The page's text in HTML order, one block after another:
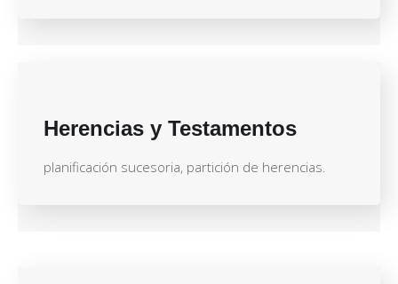
Herencias y Testamentos
planificación sucesoria, partición de herencias.